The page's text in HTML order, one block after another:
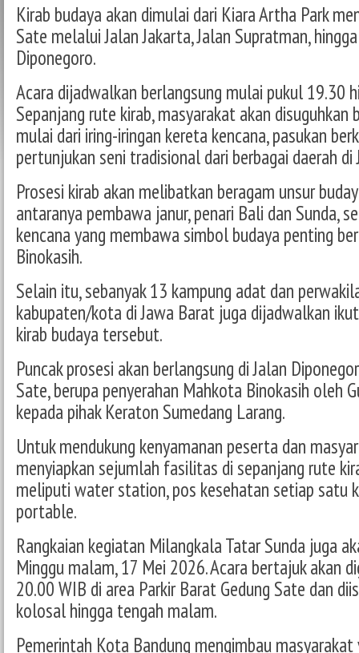
Kirab budaya akan dimulai dari Kiara Artha Park
Sate melalui Jalan Jakarta, Jalan Supratman,
Diponegoro.
Acara dijadwalkan berlangsung mulai pukul 19.30
Sepanjang rute kirab, masyarakat akan disuguhkan
mulai dari iring-iringan kereta kencana, pasukan
pertunjukan seni tradisional dari berbagai daerah di
Prosesi kirab akan melibatkan beragam unsur
antaranya pembawa janur, penari Bali dan Sunda,
kencana yang membawa simbol budaya penting
Binokasih.
Selain itu, sebanyak 13 kampung adat dan
kabupaten/kota di Jawa Barat juga dijadwalkan
kirab budaya tersebut.
Puncak prosesi akan berlangsung di Jalan
Sate, berupa penyerahan Mahkota Binokasih oleh
kepada pihak Keraton Sumedang Larang.
Untuk mendukung kenyamanan peserta dan
menyiapkan sejumlah fasilitas di sepanjang rute
meliputi water station, pos kesehatan setiap
portable.
Rangkaian kegiatan Milangkala Tatar Sunda juga
Minggu malam, 17 Mei 2026. Acara bertajuk akan
20.00 WIB di area Parkir Barat Gedung Sate dan
kolosal hingga tengah malam.
Pemerintah Kota Bandung mengimbau